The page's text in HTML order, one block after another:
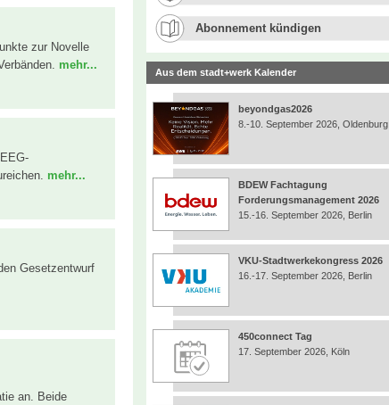
zur Novelle
mehr...
mehr...
Gesetzentwurf
an. Beide
Abonnement kündigen
Aus dem stadt+werk Kalender
beyondgas2026
8.-10. September 2026, Oldenburg
BDEW Fachtagung
Forderungsmanagement 2026
15.-16. September 2026, Berlin
VKU-Stadtwerkekongress 2026
16.-17. September 2026, Berlin
450connect Tag
17. September 2026, Köln